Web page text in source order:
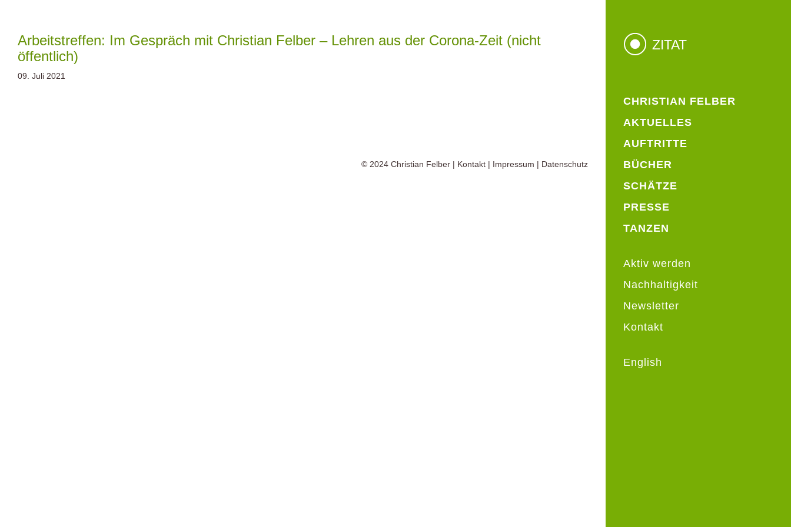
springen
CHRISTIAN FELBER
AKTUELLES
AUFTRITTE
BÜCHER
SCHÄTZE
PRESSE
TANZEN
Aktiv werden
Nachhaltigkeit
Newsletter
Kontakt
English
ZITAT
Arbeitstreffen: Im Gespräch mit Christian Felber – Lehren aus der Corona-Zeit (nicht
öffentlich)
09. Juli 2021
© 2024 Christian Felber | Kontakt | Impressum | Datenschutz